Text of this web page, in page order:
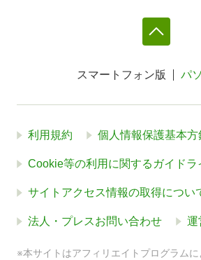
スマートフォン版 パ
利用規約 個人情報保護基本方
Cookie等の利用に関するガイドラ
サイトアクセス情報の取得につい
法人・プレスお問い合わせ 運
※本サイトはアフィリエイトプログラム